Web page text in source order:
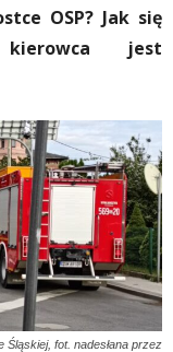
OSP? Jak się
kierowca jest
fot. nadesłana przez